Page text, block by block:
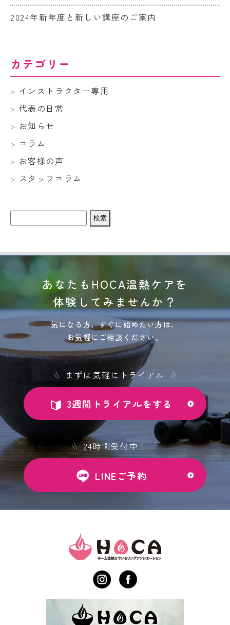
2024年新年度と新しい講座のご案内
カテゴリー
インストラクター専用
代表の日常
お知らせ
コラム
お客様の声
スタッフコラム
索:
あなたもHOCA温熱ケアを
体験してみませんか？
気になる方、すぐに始めたい方は、
お気軽にご相談ください。
まずは気軽にトライアル
3週間トライアルをする
24時間受付中！
LINEご予約